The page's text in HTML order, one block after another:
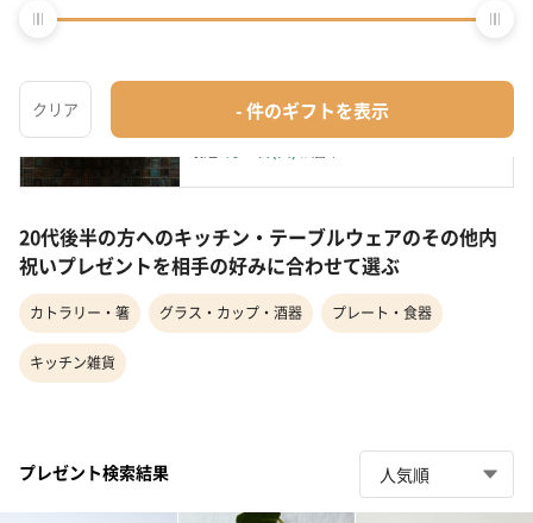
¥7,981
20代後半の方へのキッチン・テーブルウェアのその他内
祝いプレゼントを相手の好みに合わせて選ぶ
カトラリー・箸 グラス・カップ・酒器 プレート・食器
キッチン雑貨
プレゼント検索結果